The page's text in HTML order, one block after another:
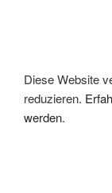
Diese Website
reduzieren.
werden.